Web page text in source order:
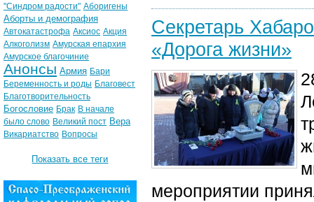
Секретарь
«Дорога жизни»
мероприятии
"Синдром радости" Аборигены
Аборты и демография
Автокатастрофа Аксиос Акция
Алкоголизм Амурская епархия
Амурское благочиние
Анонсы Армия Бари
Беременность и роды Благовест
Благотворительность
Богословие Брак В начале
было слово Великий пост Вера
Викариатство Вопросы
Показать все теги